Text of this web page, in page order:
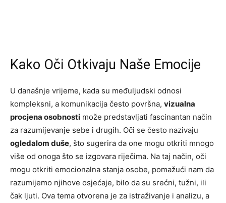
Kako Oči Otkivaju Naše Emocije
U današnje vrijeme, kada su međuljudski odnosi
kompleksni, a komunikacija često površna, vizualna
procjena osobnosti može predstavljati fascinantan način
za razumijevanje sebe i drugih. Oči se često nazivaju
ogledalom duše, što sugerira da one mogu otkriti mnogo
više od onoga što se izgovara riječima. Na taj način, oči
mogu otkriti emocionalna stanja osobe, pomažući nam da
razumijemo njihove osjećaje, bilo da su srećni, tužni, ili
čak ljuti. Ova tema otvorena je za istraživanje i analizu, a